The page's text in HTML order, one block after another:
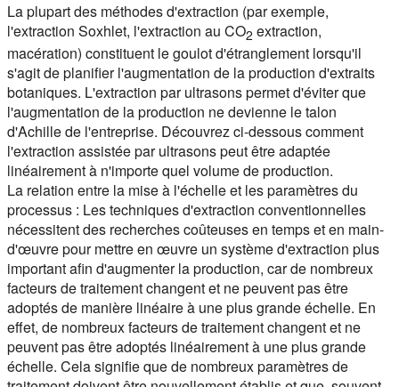
La plupart des méthodes d'extraction (par exemple,
l'extraction Soxhlet, l'extraction au CO2 extraction,
macération) constituent le goulot d'étranglement lorsqu'il
s'agit de planifier l'augmentation de la production d'extraits
botaniques. L'extraction par ultrasons permet d'éviter que
l'augmentation de la production ne devienne le talon
d'Achille de l'entreprise. Découvrez ci-dessous comment
l'extraction assistée par ultrasons peut être adaptée
linéairement à n'importe quel volume de production.
La relation entre la mise à l'échelle et les paramètres du
processus : Les techniques d'extraction conventionnelles
nécessitent des recherches coûteuses en temps et en main-
d'œuvre pour mettre en œuvre un système d'extraction plus
important afin d'augmenter la production, car de nombreux
facteurs de traitement changent et ne peuvent pas être
adoptés de manière linéaire à une plus grande échelle. En
effet, de nombreux facteurs de traitement changent et ne
peuvent pas être adoptés linéairement à une plus grande
échelle. Cela signifie que de nombreux paramètres de